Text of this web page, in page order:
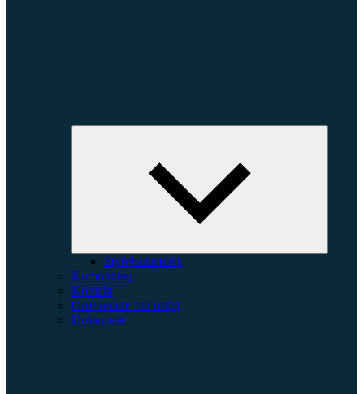
Styrelsehistorik
Kommittéer
Kontakt
Ordförande har ordet
Dokument